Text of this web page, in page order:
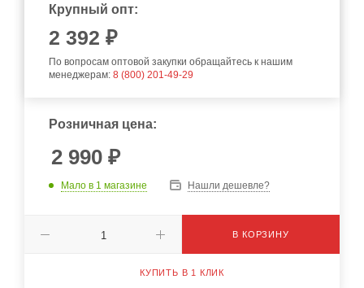
Крупный опт:
2 392 ₽
По вопросам оптовой закупки обращайтесь к нашим
менеджерам: 8 (800) 201-49-29
Розничная цена:
2 990 ₽
Мало в 1 магазине Нашли дешевле?
В КОРЗИНУ
КУПИТЬ В 1 КЛИК